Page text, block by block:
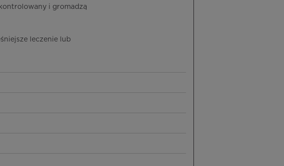
i gromadzą
leczenie lub